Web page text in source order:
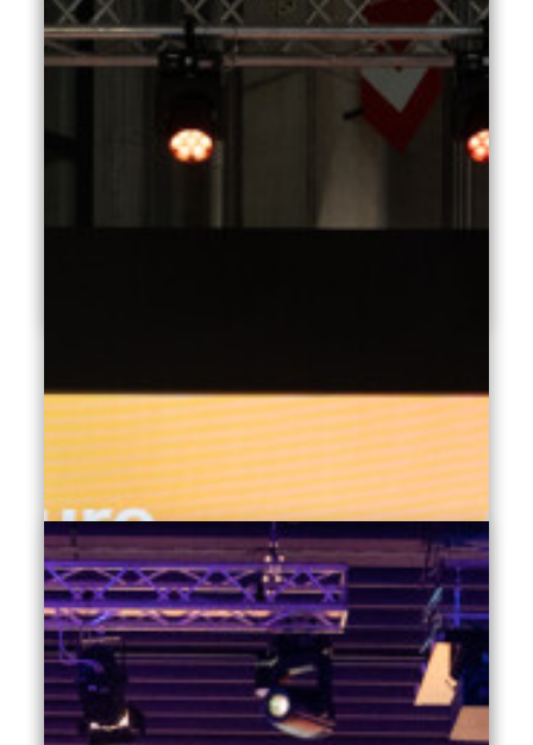
Klimahouse
Wood Architecture Prize
16.06.2026
Klimahouse
Dopo Klimahouse 2026